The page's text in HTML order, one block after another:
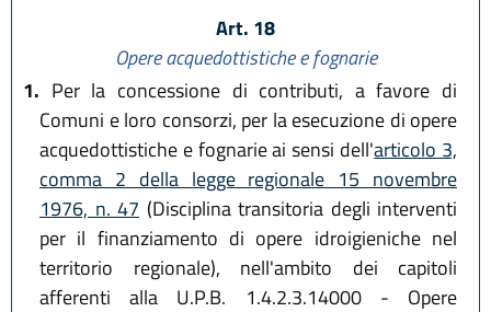
Art. 18
Opere acquedottistiche e fognarie
1. Per la concessione di contributi, a favore di
Comuni e loro consorzi, per la esecuzione di opere
acquedottistiche e fognarie ai sensi dell'articolo 3,
comma 2 della legge regionale 15 novembre
1976, n. 47 (Disciplina transitoria degli interventi
per il finanziamento di opere idroigieniche nel
territorio regionale), nell'ambito dei capitoli
afferenti alla U.P.B. 1.4.2.3.14000 - Opere